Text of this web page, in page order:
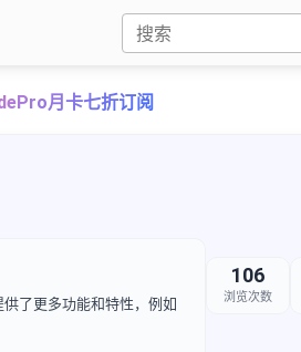
月卡七折订阅
了更多功能和特性，例如
106
浏览次数